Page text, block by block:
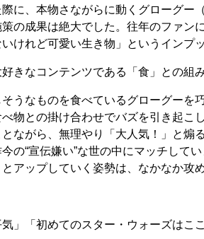
に、本物さながらに動くグローグー（
の成果は絶大でした。往年のファン
けれど可愛い生き物」というインプ
きなコンテンツである「食」との組
うなものを食べているグローグーを
物との掛け合わせでバズを引き起こし
ながら、無理やり「大人気！」と
の“宣伝嫌い”な世の中にマッチして
アップしていく姿勢は、なかなか攻
」「初めてのスター・ウォーズは